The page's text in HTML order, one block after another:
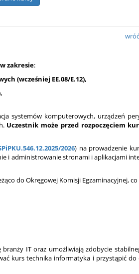
zakresie:
(wcześniej EE.08/E.12),
systemów komputerowych, urządzeń
Uczestnik może przed rozpoczęciem
2026) na prowadzenie
i administrowanie stronami i aplikacjami
do Okręgowej Komisji Egzaminacyjnej,
IT oraz umożliwiają zdobycie
kurs technika informatyka i przystąpić do